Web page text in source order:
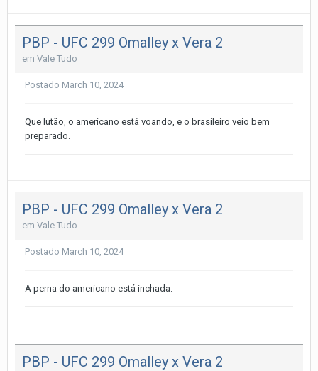
PBP - UFC 299 Omalley x Vera 2
em Vale Tudo
Postado March 10, 2024
Que lutão, o americano está voando, e o brasileiro veio bem
preparado.
PBP - UFC 299 Omalley x Vera 2
em Vale Tudo
Postado March 10, 2024
A perna do americano está inchada.
PBP - UFC 299 Omalley x Vera 2